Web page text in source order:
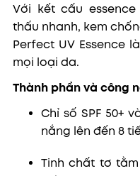
Với kết cấu
thấu nhanh, kem
Perfect UV Essence
mọi loại da.
Thành phần và công
Chỉ số SPF 50+
nắng lên đến 8
Tinh chất tơ